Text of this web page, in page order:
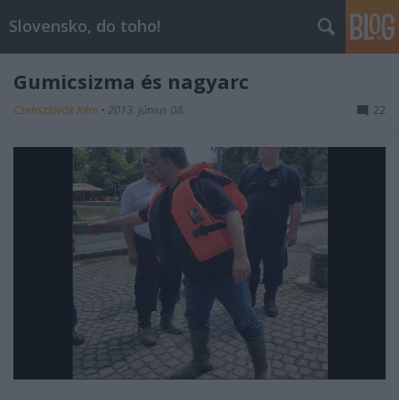
Slovensko, do toho!
Gumicsizma és nagyarc
Csehszlovák Kém • 2013. június 08. 22